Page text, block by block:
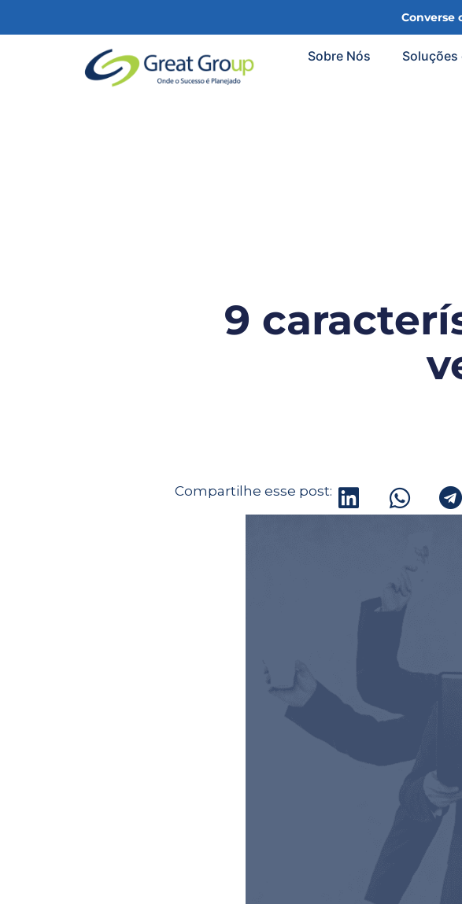
Converse
Sobre Nós Soluções
9
Compartilhe esse post: